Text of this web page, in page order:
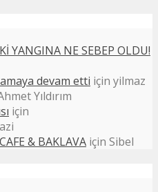
YANGINA NE SEBEP OLDU!
devam etti için yilmaz
Yıldırım
için
& BAKLAVA için Sibel